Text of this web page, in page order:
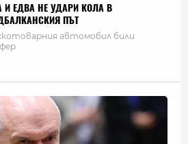
ЕДВА НЕ УДАРИ КОЛА В
ПЪТ
автомобил били